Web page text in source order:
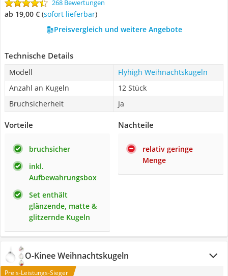
268 Bewertungen
ab 19,00 € ( Sofort lieferbar)
Preisvergleich und weitere Angebote
Technische Details
Modell
Flyhigh Weihnachtskugeln
Anzahl an Kugeln
12 Stück
Bruchsicherheit
Ja
Vorteile
bruchsicher
inkl.
Aufbewahrungsbox
Set enthält
glänzende, matte &
glitzernde Kugeln
Nachteile
relativ geringe
Menge
O-Kinee Weihnachtskugeln
Preis-Leistungs-Sieger